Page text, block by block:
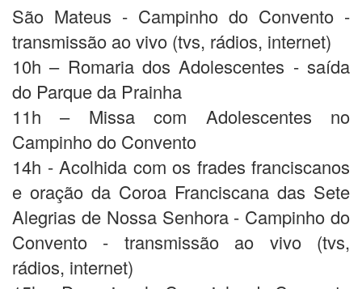
São Mateus - Campinho do Convento -
transmissão ao vivo (tvs, rádios, internet)
10h – Romaria dos Adolescentes - saída
do Parque da Prainha
11h – Missa com Adolescentes no
Campinho do Convento
14h - Acolhida com os frades franciscanos
e oração da Coroa Franciscana das Sete
Alegrias de Nossa Senhora - Campinho do
Convento - transmissão ao vivo (tvs,
rádios, internet)